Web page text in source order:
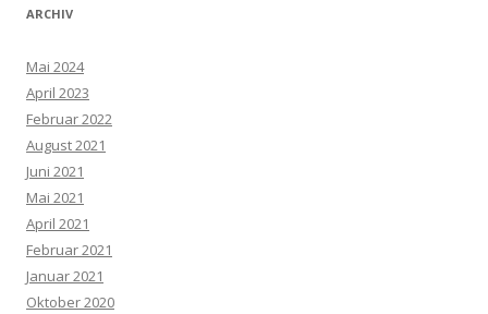
ARCHIV
Mai 2024
April 2023
Februar 2022
August 2021
Juni 2021
Mai 2021
April 2021
Februar 2021
Januar 2021
Oktober 2020